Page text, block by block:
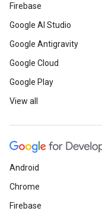
Firebase
Google AI Studio
Google Antigravity
Google Cloud
Google Play
View all
Android
Chrome
Firebase